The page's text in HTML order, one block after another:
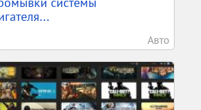
Авто